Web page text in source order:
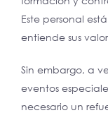
Este personal
entiende sus
Sin embargo, a
eventos
necesario un